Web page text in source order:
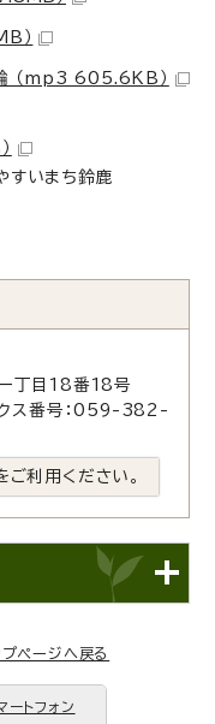
）
（mp3 605.6KB）
すいまち鈴鹿
丁目18番18号
ス番号：059-382-
利用ください。
プページへ戻る
ートフォン